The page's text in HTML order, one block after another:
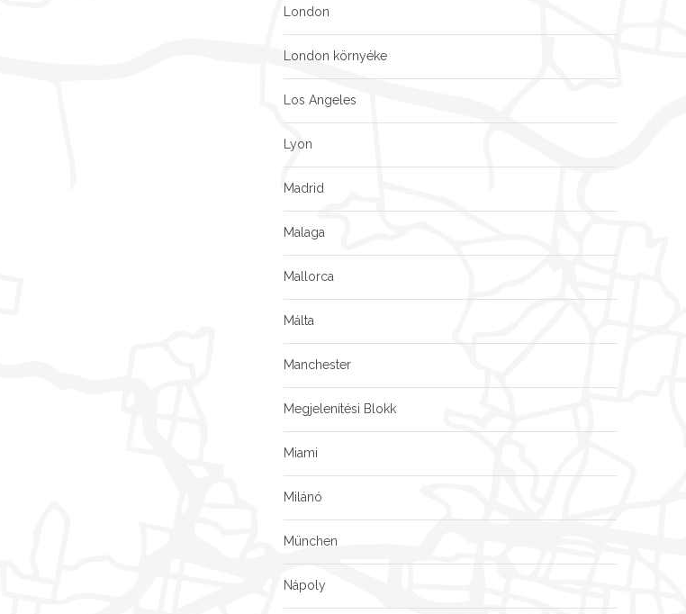
London
London környéke
Los Angeles
Lyon
Madrid
Malaga
Mallorca
Málta
Manchester
Megjelenítési Blokk
Miami
Milánó
München
Nápoly